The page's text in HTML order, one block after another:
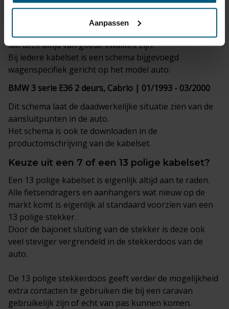
Aanpassen
De originele kabelsets zijn van de premium merken
ECS, Erich Jaeger of Jaeger.
dat deze altijd van goede kwaliteit zijn.
Bij iedere kabelset is een schema bijgevoegd
wagenspecifiek gericht op het model auto:
BMW 3 serie E36 2 deurs, Cabrio | 01/1993 - 03/2000
Dit schema laat de daadwerkelijke situatie zien van de
aansluitpunten in de auto.
Het schema is ook te downloaden in de
productomschrijving van de kabelset.
Keuze uit een 7 of een 13 polige kabelset?
Een 13 polige kabelset is eigenlijk altijd aan te raden.
Alle fietsendragers en aanhangers wat nieuw op de
markt komt is eigenlijk al standaard voorzien van een
13 polige stekker.
Door de bajonet sluiting van de stekker is deze ook
veel steviger vergrendeld in de stekkerdoos van de
auto.
De 13 polige stekkerdoos geeft verder de mogelijkheid
extra contacten te gebruiken die bij een caravan
gebruikelijk zijn of echt van pas kunnen komen.